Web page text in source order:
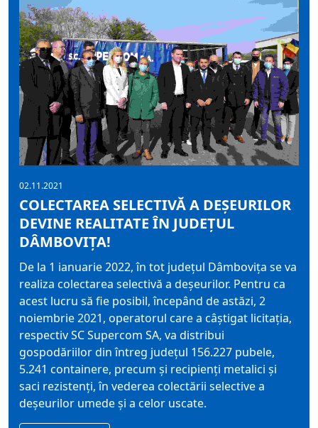
02.11.2021
COLECTAREA SELECTIVĂ A DEȘEURILOR
DEVINE REALITATE ÎN JUDEȚUL
DÂMBOVIȚA!
De la 1 ianuarie 2022, în tot județul Dâmbovița se va
realiza colectarea selectivă a deșeurilor. Pentru ca
acest lucru să fie posibil, începând de astăzi, 2
noiembrie 2021, operatorul care a câștigat licitația,
respectiv SC Supercom SA, va distribui
gospodăriilor din întreg județul 156.227 pubele,
5.241 containere, precum și recipienți metalici și
saci rezistenți, în vederea colectării selective a
deșeurilor umede și a celor uscate.